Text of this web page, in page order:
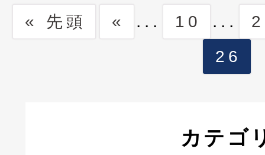
« 先頭 « ... 10 ...
26
カテゴ